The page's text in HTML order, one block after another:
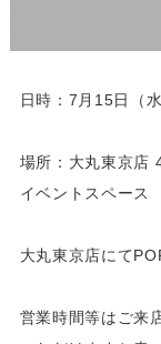
日時：7月15日（
場所：大丸東京店
イベントスペース
大丸東京店にて
営業時間等はご来